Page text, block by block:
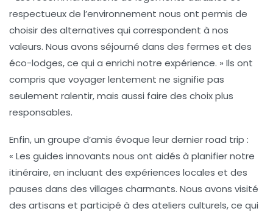
respectueux de l’environnement nous ont permis de
choisir des alternatives qui correspondent à nos
valeurs. Nous avons séjourné dans des fermes et des
éco-lodges, ce qui a enrichi notre expérience. » Ils ont
compris que voyager lentement ne signifie pas
seulement ralentir, mais aussi faire des choix plus
responsables.
Enfin, un groupe d’amis évoque leur dernier road trip :
« Les guides innovants nous ont aidés à planifier notre
itinéraire, en incluant des expériences locales et des
pauses dans des villages charmants. Nous avons visité
des artisans et participé à des ateliers culturels, ce qui